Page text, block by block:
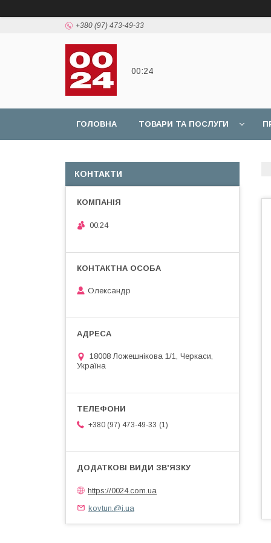
+380 (97) 473-49-33
00:24
ГОЛОВНА ТОВАРИ ТА ПОСЛУГИ
КОНТАКТИ
00:24
Олександр
18008 Ложешнікова 1/1, Черкаси,
Україна
+380 (97) 473-49-33 1
https://0024.com.ua
kovtun.@i.ua